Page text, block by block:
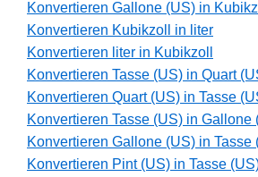
Konvertieren Gallone (US) in
Konvertieren Kubikzoll in liter
Konvertieren liter in Kubikzoll
Konvertieren Tasse (US) in Quart
Konvertieren Quart (US) in Tasse
Konvertieren Tasse (US) in Gallone
Konvertieren Gallone (US) in Tasse
Konvertieren Pint (US) in Tasse